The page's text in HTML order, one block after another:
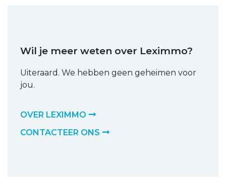
Wil je meer weten over Leximmo?
Uiteraard. We hebben geen geheimen voor
jou.
OVER LEXIMMO
CONTACTEER ONS